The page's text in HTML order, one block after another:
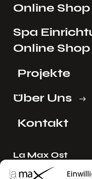
Online Shop
Spa
Online Shop
Projekte
Über Uns
Kontakt
La Max Ost
Ing. Reinhard Mayer